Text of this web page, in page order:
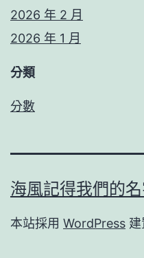
2026 年 2 月
2026 年 1 月
分類
分數
海風記得我們的
本站採用 WordPress 建